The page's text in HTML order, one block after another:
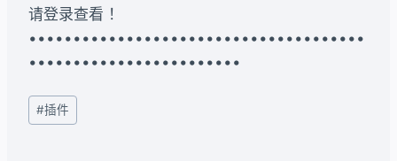
请登录查看 ！
••••••••••••••••••••••••••••••••••••••
••••••••••••••••••••••••
文
章
#插件